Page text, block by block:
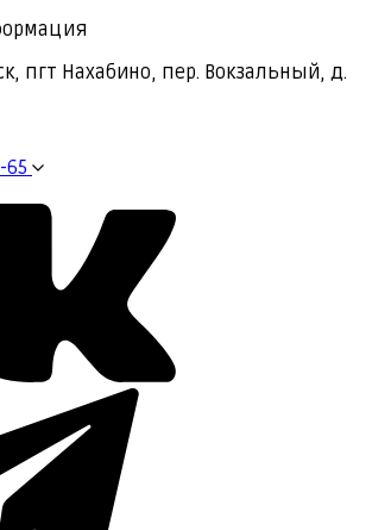
пгт Нахабино, пер. Вокзальный, д.
65